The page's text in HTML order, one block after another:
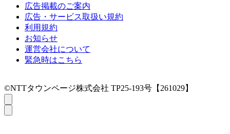
広告掲載のご案内
広告・サービス取扱い規約
利用規約
お知らせ
運営会社について
緊急時はこちら
©NTTタウンページ株式会社 TP25-193号【261029】